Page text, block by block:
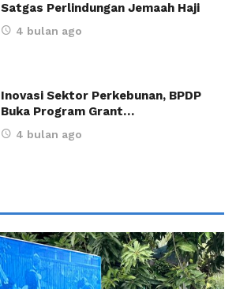
Satgas Perlindungan Jemaah Haji
4 bulan ago
Inovasi Sektor Perkebunan, BPDP
Buka Program Grant…
4 bulan ago